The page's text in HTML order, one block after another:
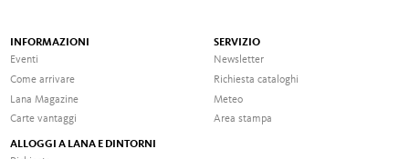
INFORMAZIONI
Eventi
Come arrivare
Lana Magazine
Carte vantaggi
SERVIZIO
Newsletter
Richiesta cataloghi
Meteo
Area stampa
ALLOGGI A LANA E DINTORNI